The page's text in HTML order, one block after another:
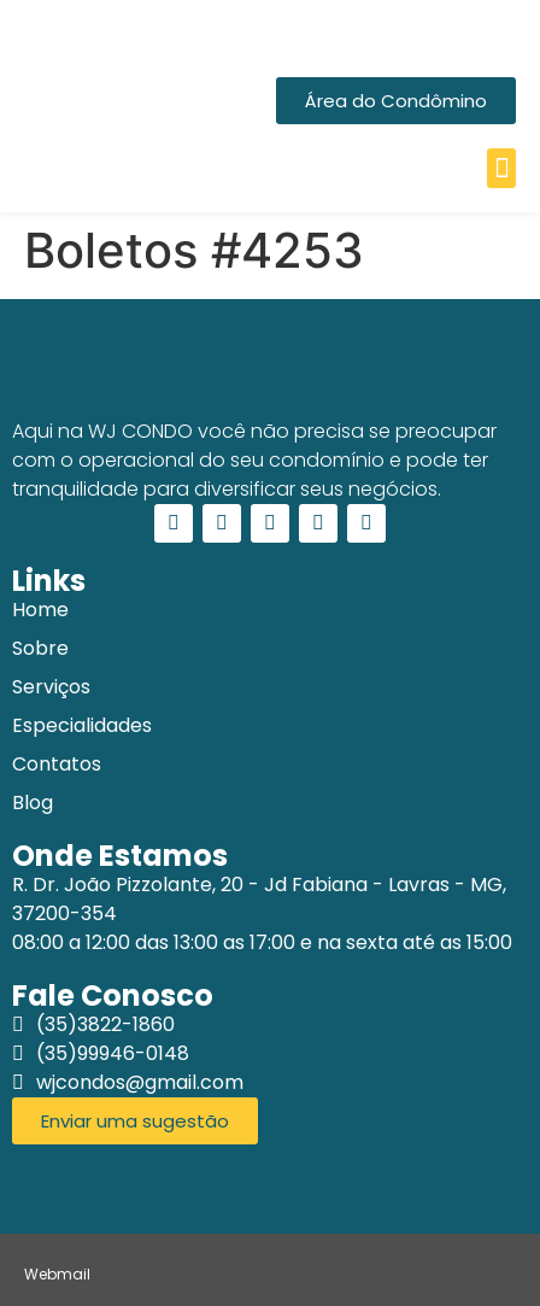
Área do Condômino
Boletos #4253
Aqui na WJ CONDO você não precisa se preocupar
com o operacional do seu condomínio e pode ter
tranquilidade para diversificar seus negócios.
Links
Home
Sobre
Serviços
Especialidades
Contatos
Blog
Onde Estamos
R. Dr. João Pizzolante, 20 - Jd Fabiana - Lavras - MG,
37200-354
08:00 a 12:00 das 13:00 as 17:00 e na sexta até as 15:00
Fale Conosco
(35)3822-1860
(35)99946-0148
wjcondos@gmail.com
Enviar uma sugestão
Webmail